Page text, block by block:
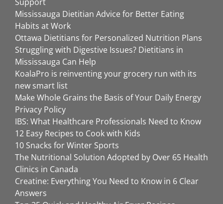
Support
Mississauga Dietitian Advice for Better Eating
Habits at Work
Ottawa Dietitians for Personalized Nutrition Plans
Struggling with Digestive Issues? Dietitians in
Mississauga Can Help
KoalaPro is reinventing your grocery run with its
new smart list
Make Whole Grains the Basis of Your Daily Energy
Privacy Policy
IBS: What Healthcare Professionals Need to Know
12 Easy Recipes to Cook with Kids
10 Snacks for Winter Sports
The Nutritional Solution Adopted by Over 65 Health
Clinics in Canada
Creatine: Everything You Need to Know in 6 Clear
Answers